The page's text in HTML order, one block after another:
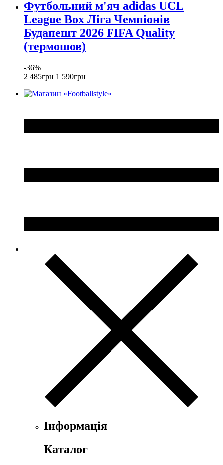
Футбольний м'яч adidas UCL
League Box Ліга Чемпіонів
Будапешт 2026 FIFA Quality
(термошов)
-36%
2 485грн 1 590грн
Інформація
Каталог